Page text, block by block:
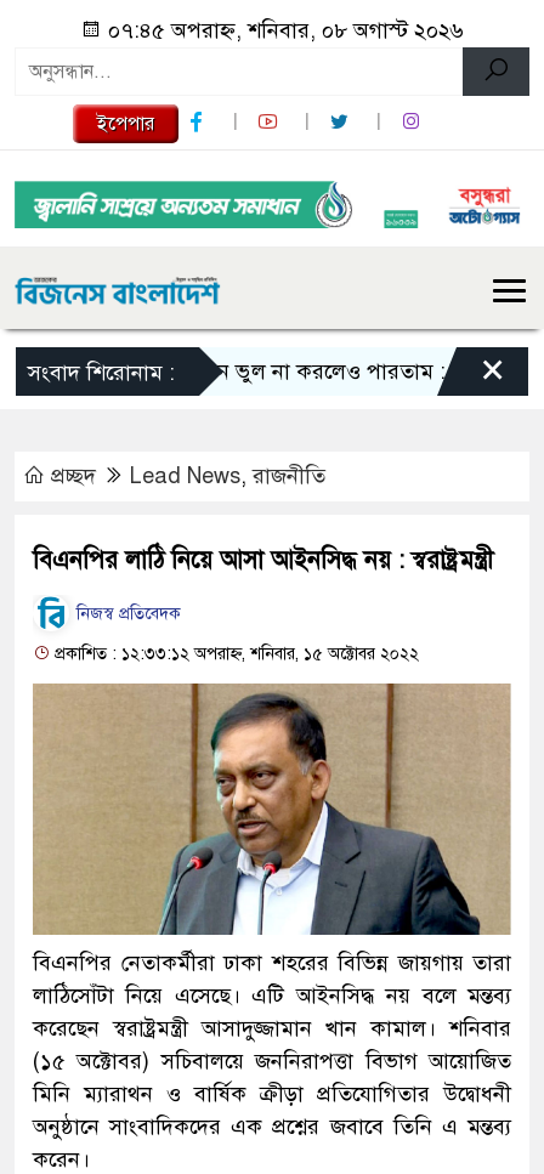
০৭:৪৫ অপরাহ্ন, শনিবার, ০৮ অগাস্ট ২০২৬
ইপেপার
সংবাদ শিরোনাম :এমন ভুল না করলেও পারতাম : শাকিব খান×
প্রচ্ছদ Lead News,রাজনীতি
বিএনপির লাঠি নিয়ে আসা আইনসিদ্ধ নয় : স্বরাষ্ট্রমন্ত্রী
নিজস্ব প্রতিবেদক
প্রকাশিত : ১২:৩৩:১২ অপরাহ্ন, শনিবার, ১৫ অক্টোবর ২০২২
বিএনপির নেতাকর্মীরা ঢাকা শহরের বিভিন্ন জায়গায় তারা
লাঠিসোঁটা নিয়ে এসেছে। এটি আইনসিদ্ধ নয় বলে মন্তব্য
করেছেন স্বরাষ্ট্রমন্ত্রী আসাদুজ্জামান খান কামাল। শনিবার
(১৫ অক্টোবর) সচিবালয়ে জননিরাপত্তা বিভাগ আয়োজিত
মিনি ম্যারাথন ও বার্ষিক ক্রীড়া প্রতিযোগিতার উদ্বোধনী
অনুষ্ঠানে সাংবাদিকদের এক প্রশ্নের জবাবে তিনি এ মন্তব্য
করেন।